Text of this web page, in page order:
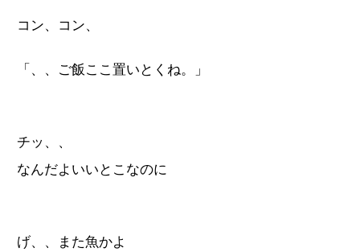
コン、コン、
「、、ご飯ここ置いとくね。」
チッ、、
なんだよいいとこなのに
げ、、また魚かよ